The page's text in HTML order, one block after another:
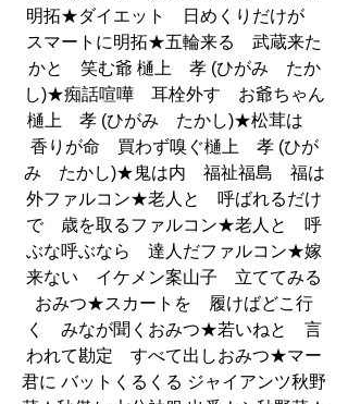
明拓★ダイエット　日めくりだけが
スマートに明拓★五輪来る　武蔵来た
かと　笑む爺 樋上　孝 (ひがみ　たか
し)★痴話喧嘩　耳栓外す　お爺ちゃん
樋上　孝 (ひがみ　たかし)★松茸は
香りが命　買わず嗅ぐ樋上　孝 (ひが
み　たかし)★鬼は内　福祉福島　福は
外ファルコン★老人と　呼ばれるだけ
で　歳を取るファルコン★老人と　呼
ぶな呼ぶなら　達人だファルコン★嫁
来ない　イケメン案山子　立ててみる
おみつ★スカートを　履けばどこ行
く　みなが聞くおみつ★若いねと　言
われて勘定　すべて出しおみつ★マー
君に バットくるくる ジャイアンツ秋野